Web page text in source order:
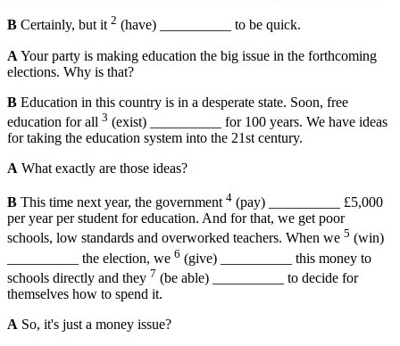
B Certainly, but it 2 (have) __________ to be quick.
A Your party is making education the big issue in the forthcoming
elections. Why is that?
B Education in this country is in a desperate state. Soon, free
education for all 3 (exist) __________ for 100 years. We have ideas
for taking the education system into the 21st century.
A What exactly are those ideas?
B This time next year, the government 4 (pay) __________ £5,000
per year per student for education. And for that, we get poor
schools, low standards and overworked teachers. When we 5 (win)
__________ the election, we 6 (give) __________ this money to
schools directly and they 7 (be able) __________ to decide for
themselves how to spend it.
A So, it's just a money issue?